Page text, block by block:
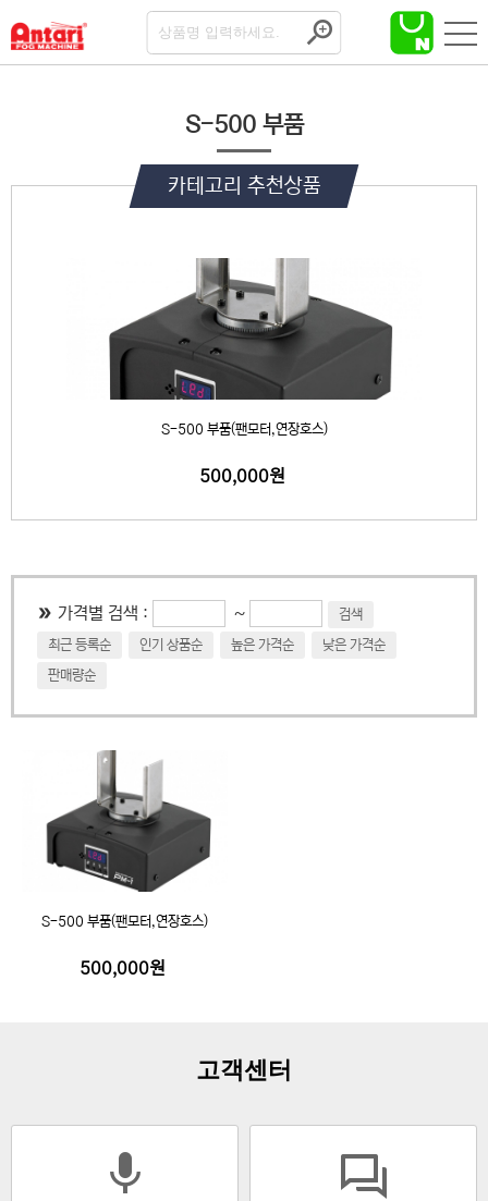
S-500 부품
카테고리 추천상품
S-500 부품(팬모터,연장호스)
500,000원
가격별 검색 : ~
검색
최근 등록순
인기 상품순 높은 가격순
낮은 가격순
판매량순
S-500 부품(팬모터,연장호스)
500,000원
고객센터
mic